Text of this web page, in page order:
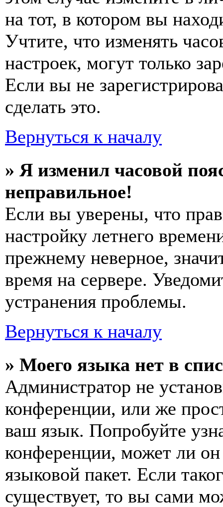
на тот, в котором вы
Учтите, что изменять
настроек, могут только
Если вы не
сделать это.
Вернуться к началу
» Я изменил часовой
неправильное!
Если вы уверены, что
настройку летнего
прежнему неверное,
время на сервере.
устранения проблемы.
Вернуться к началу
» Моего языка нет в
Администратор не
конференции, или же
ваш язык. Попробуйте
конференции, может ли
языковой пакет. Если
существует, то вы сами